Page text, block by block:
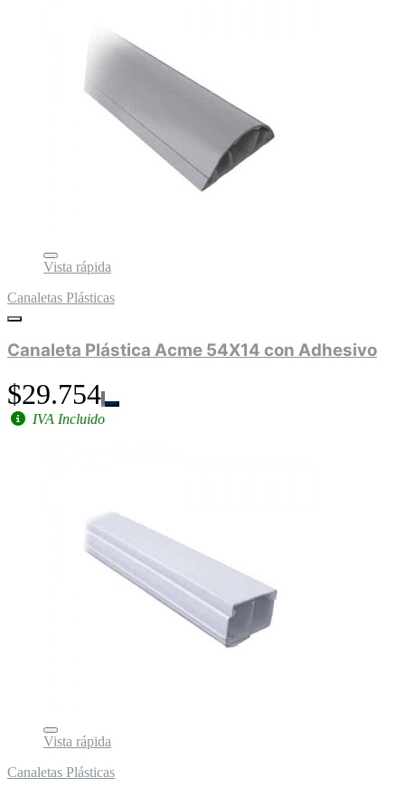
Vista rápida
Canaletas Plásticas
Canaleta Plástica Acme 54X14 con Adhesivo
$29.754
IVA Incluido
Vista rápida
Canaletas Plásticas